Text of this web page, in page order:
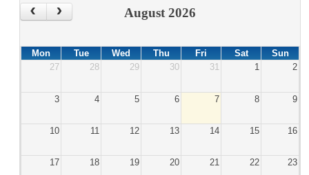
‹ › August 2026
Mon Tue Wed Thu Fri Sat
Sun
27
28 29 30 31 1 2
3 4 5 6 7 8 9
10 11 12 13 14 15 16
17 18 19 20 21 22 23